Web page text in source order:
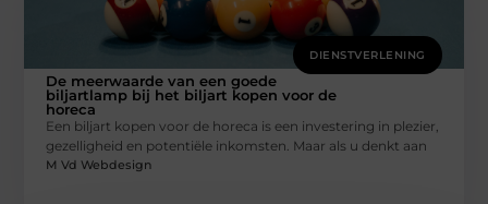
DIENSTVERLENING
De meerwaarde van een goede
biljartlamp bij het biljart kopen voor de
horeca
Een biljart kopen voor de horeca is een investering in plezier,
gezelligheid en potentiële inkomsten. Maar als u denkt aan
M Vd Webdesign